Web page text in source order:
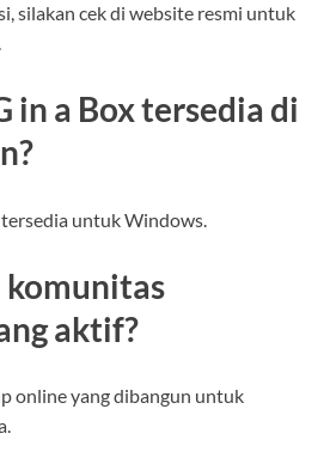
silakan cek di website resmi untuk
in a Box tersedia di
tersedia untuk Windows.
komunitas
aktif?
online yang dibangun untuk